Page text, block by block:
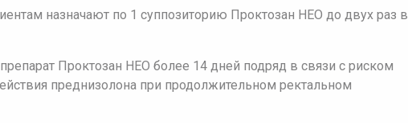
назначают по 1 суппозиторию Проктозан НЕО до двух раз в
Проктозан НЕО более 14 дней подряд в связи с риском
преднизолона при продолжительном ректальном